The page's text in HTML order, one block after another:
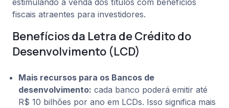
estimulando a venda dos títulos com benefícios
fiscais atraentes para investidores.
Benefícios da Letra de Crédito do
Desenvolvimento (LCD)
Mais recursos para os Bancos de
desenvolvimento: cada banco poderá emitir até
R$ 10 bilhões por ano em LCDs. Isso significa mais